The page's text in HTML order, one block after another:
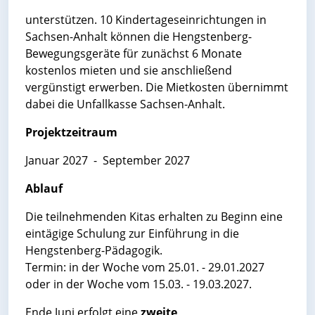
unterstützen. 10 Kindertageseinrichtungen in
Sachsen-Anhalt können die Hengstenberg-
Bewegungsgeräte für zunächst 6 Monate
kostenlos mieten und sie anschließend
vergünstigt erwerben. Die Mietkosten übernimmt
dabei die Unfallkasse Sachsen-Anhalt.
Projektzeitraum
Januar 2027 - September 2027
Ablauf
Die teilnehmenden Kitas erhalten zu Beginn eine
eintägige Schulung zur Einführung in die
Hengstenberg-Pädagogik.
Termin: in der Woche vom 25.01. - 29.01.2027
oder in der Woche vom 15.03. - 19.03.2027.